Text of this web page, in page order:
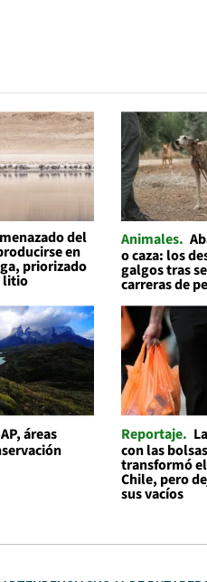
del
en
priorizado
litio
Animales
o caza: los
galgos tras
carreras de
áreas
Reportaje
con las
transformó
Chile, pero
sus vacíos